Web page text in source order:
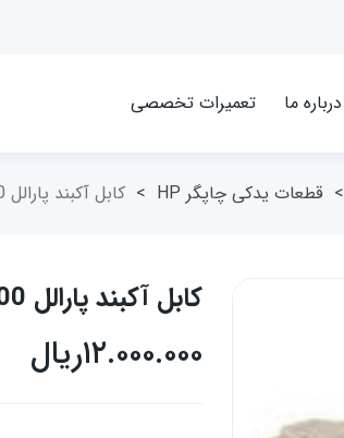
درباره ما تعمیرات تخصصی
> قطعات یدکی چاپگر HP > کابل آکبند پارالل hp-1100/4600
کابل آکبند پارالل hp-1100/4600
ریال۱۲.۰۰۰.۰۰۰